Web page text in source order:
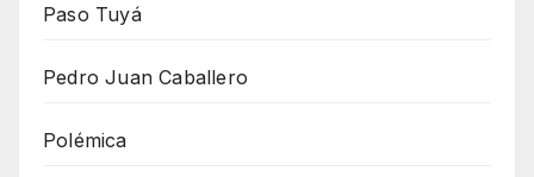
Paso Tuyá
Pedro Juan Caballero
Polémica